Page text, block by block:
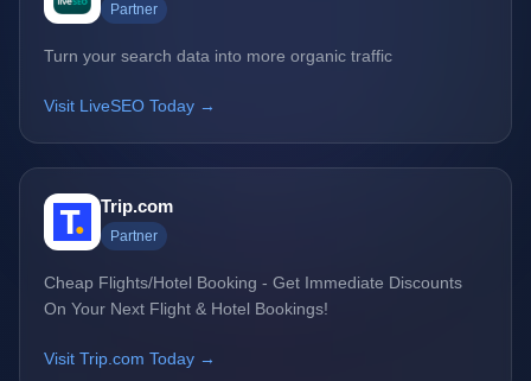
Partner
Turn your search data into more organic traffic
Visit LiveSEO Today →
Trip.com
Partner
Cheap Flights/Hotel Booking - Get Immediate Discounts
On Your Next Flight & Hotel Bookings!
Visit Trip.com Today →